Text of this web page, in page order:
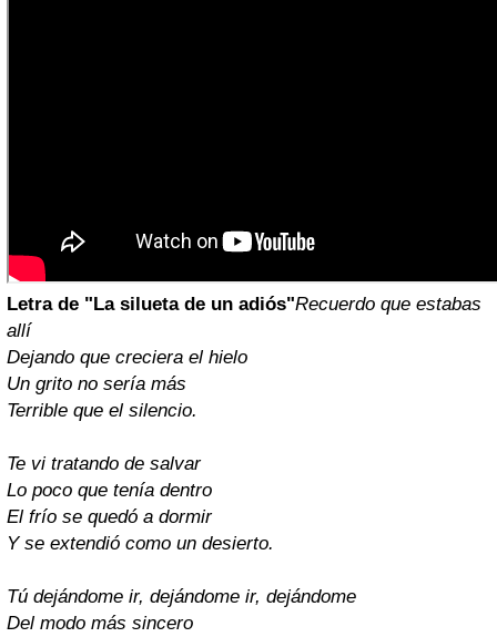
Letra de "La silueta de un adiós"Recuerdo que estabas
allí
Dejando que creciera el hielo
Un grito no sería más
Terrible que el silencio.
Te vi tratando de salvar
Lo poco que tenía dentro
El frío se quedó a dormir
Y se extendió como un desierto.
Tú dejándome ir, dejándome ir, dejándome
Del modo más sincero